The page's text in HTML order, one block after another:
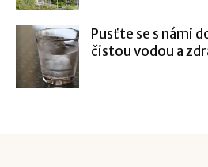
Pusťte se s námi
čistou vodou a